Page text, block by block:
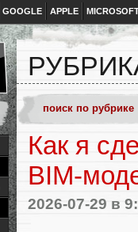
GOOGLE APPLE
Как я
BIM-
2026-07-29 в